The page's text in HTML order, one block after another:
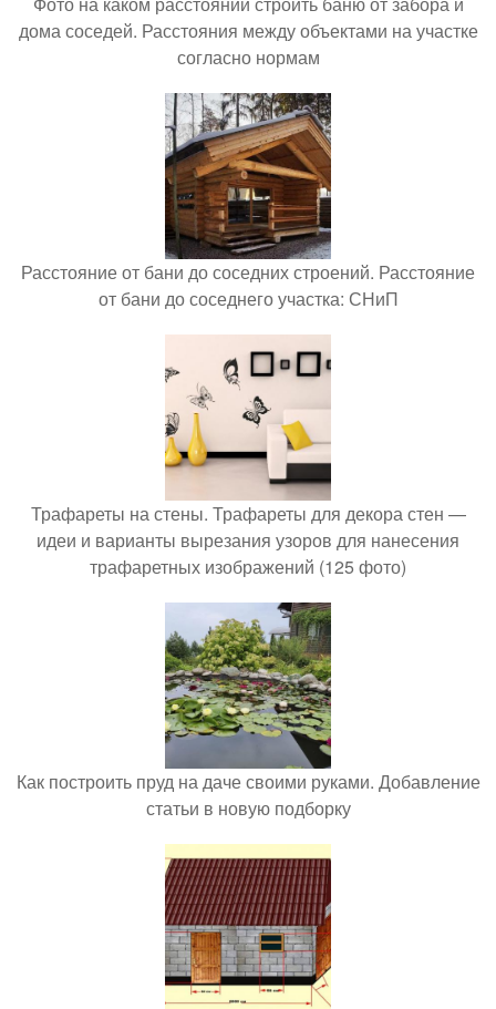
дома соседей. Расстояния между объектами на участке
согласно нормам
Расстояние от бани до соседних строений. Расстояние
от бани до соседнего участка: СНиП
Трафареты на стены. Трафареты для декора стен —
идеи и варианты вырезания узоров для нанесения
трафаретных изображений (125 фото)
Как построить пруд на даче своими руками. Добавление
статьи в новую подборку